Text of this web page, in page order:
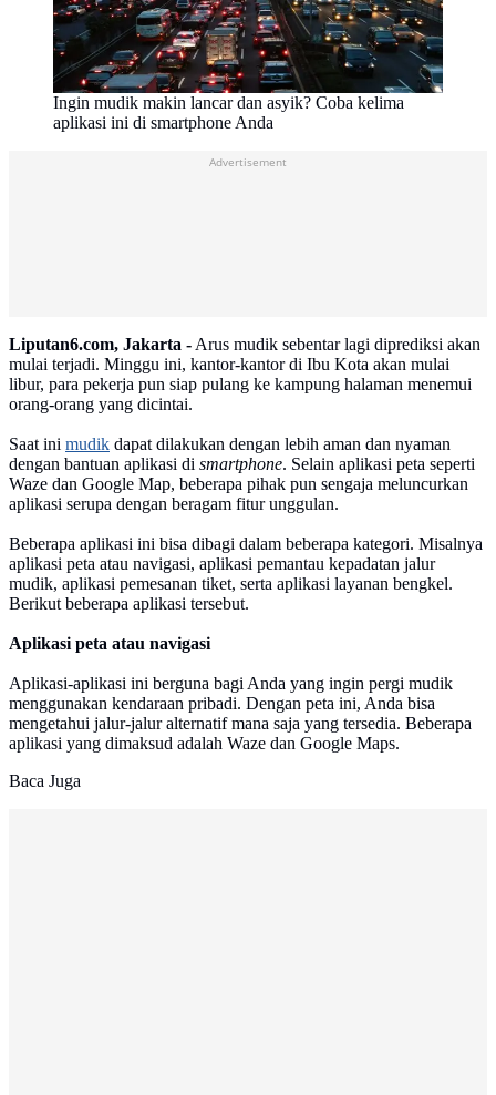
Ingin mudik makin lancar dan asyik? Coba kelima
aplikasi ini di smartphone Anda
Advertisement
Liputan6.com, Jakarta -Arus mudik sebentar lagi diprediksi akan
mulai terjadi. Minggu ini, kantor-kantor di Ibu Kota akan mulai
libur, para pekerja pun siap pulang ke kampung halaman menemui
orang-orang yang dicintai.
Saat ini mudik dapat dilakukan dengan lebih aman dan nyaman
dengan bantuan aplikasi di smartphone. Selain aplikasi peta seperti
Waze dan Google Map, beberapa pihak pun sengaja meluncurkan
aplikasi serupa dengan beragam fitur unggulan.
Beberapa aplikasi ini bisa dibagi dalam beberapa kategori. Misalnya
aplikasi peta atau navigasi, aplikasi pemantau kepadatan jalur
mudik, aplikasi pemesanan tiket, serta aplikasi layanan bengkel.
Berikut beberapa aplikasi tersebut.
Aplikasi peta atau navigasi
Aplikasi-aplikasi ini berguna bagi Anda yang ingin pergi mudik
menggunakan kendaraan pribadi. Dengan peta ini, Anda bisa
mengetahui jalur-jalur alternatif mana saja yang tersedia. Beberapa
aplikasi yang dimaksud adalah Waze dan Google Maps.
Baca Juga